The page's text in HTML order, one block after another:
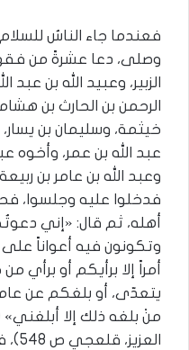
فعندما جاء الناسُ
وصلى، دعا عشرةً من
الزبير، وعبيد الله بن عبد
الرحمن بن الحارث بن
خيثمة، وسليمان بن
عبد الله بن عمر، وأخوه
وعبد الله بن عامر بن
فدخلوا عليه وجلسوا،
أهله، ثم قال: «إني
وتكونون فيه أعواناً على
أمراً إلا برأيكم أو برأي
يتعدّى، أو بلغكم عن
منْ بلغه ذلك إلا